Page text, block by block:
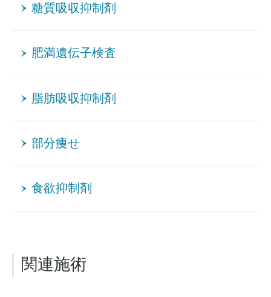
糖質吸収抑制剤
肥満遺伝子検査
脂肪吸収抑制剤
部分痩せ
食欲抑制剤
関連施術